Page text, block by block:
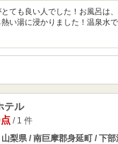
ても良い人でした！お風呂は
い湯に浸かりました！温泉水
テル
/ 1 件
山梨県 / 南巨摩郡身延町 / 下部